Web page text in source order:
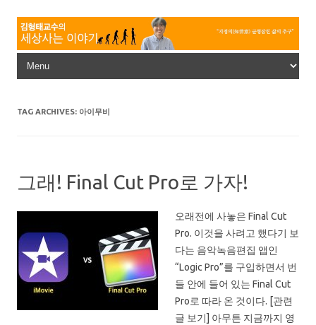
Skip to content
TAG ARCHIVES: 아이무비
그래! Final Cut Pro로 가자!
오래전에 사놓은 Final Cut
Pro. 이것을 사려고 했다기 보
다는 음악녹음편집 앱인
“Logic Pro”를 구입하면서 번
들 안에 들어 있는 Final Cut
Pro로 따라 온 것이다. [관련
글 보기] 아무튼 지금까지 영